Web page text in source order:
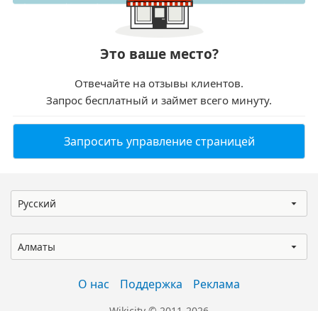
Это ваше место?
Отвечайте на отзывы клиентов.
Запрос бесплатный и займет всего минуту.
Запросить управление страницей
Русский
Алматы
О нас Поддержка Реклама